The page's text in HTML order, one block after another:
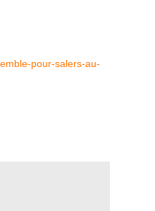
pour-salers-au-